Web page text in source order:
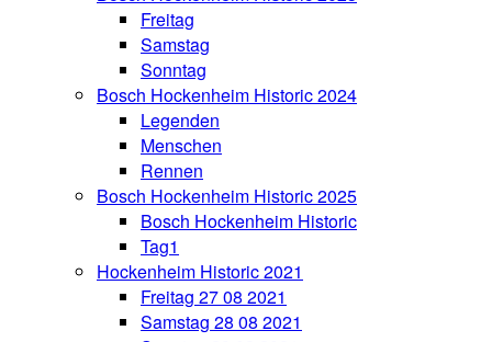
Freitag
Samstag
Sonntag
Bosch Hockenheim Historic 2024
Legenden
Menschen
Rennen
Bosch Hockenheim Historic 2025
Bosch Hockenheim Historic
Tag1
Hockenheim Historic 2021
Freitag 27 08 2021
Samstag 28 08 2021